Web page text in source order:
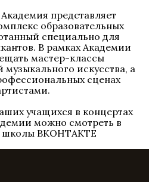
представляет
образовательных
специально для
В рамках Академии
мастер-классы
искусства, а
сценах
учащихся в концертах
можно смотреть в
школы ВКОНТАКТЕ